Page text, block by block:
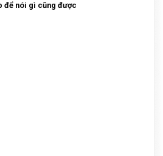
để nói gì cũng được